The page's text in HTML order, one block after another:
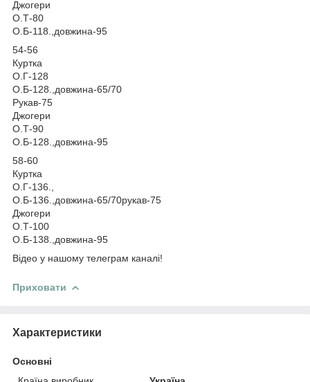
Джогери
О.Т-80
О.Б-118.,довжина-95
54-56
Куртка
О.Г-128
О.Б-128.,довжина-65/70
Рукав-75
Джогери
О.Т-90
О.Б-128.,довжина-95
58-60
Куртка
О.Г-136.,
О.Б-136.,довжина-65/70рукав-75
Джогери
О.Т-100
О.Б-138.,довжина-95
Відео у нашому телеграм каналі!
Приховати
Характеристики
Основні